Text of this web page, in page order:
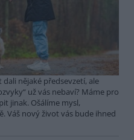
nějaké předsevzetí, ale
už vás nebaví? Máme pro
jinak. Ošálíme mysl,
Váš nový život vás bude ihned